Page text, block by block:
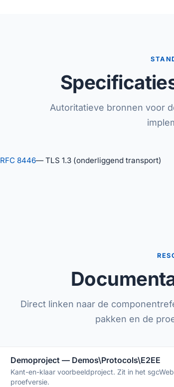
Autoritatieve bronnen voor
RFC 8446— TLS 1.3 (onderliggend transport)
Direct linken naar de
pakken en de
Demoproject — Demos\Protocols\E2EE
Kant-en-klaar voorbeeldproject. Zit in het
proefversie.